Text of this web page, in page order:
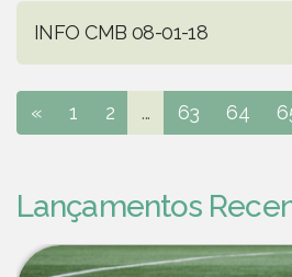
INFO CMB 08-01-18
« 1 2 ... 63 64
Lançamentos